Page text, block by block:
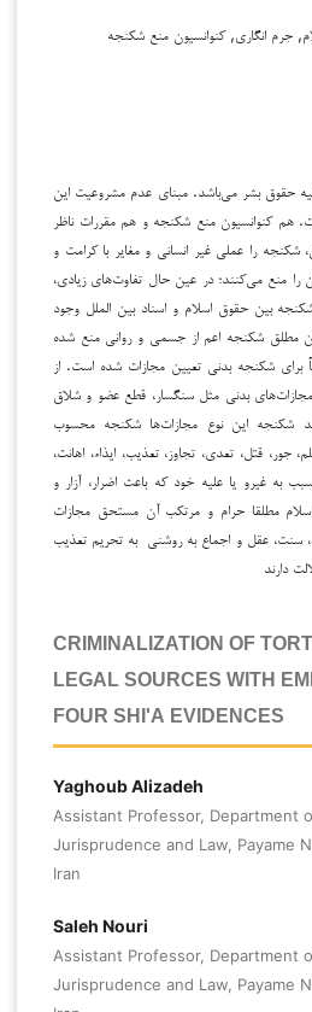
جرم انگاری, کنوانسیون منع شکنجه
حقوق بشر می‌باشد. مبنای عدم مشروعیت این
هم کنوانسیون منع شکنجه و هم مقررات ناظر
شکنجه را عملی غیر انسانی و مغایر با کرامت و
را منع می‌کنند؛ در عین حال تفاوت‌های زیادی،
بین حقوق اسلام و اسناد بین الملل وجود
مطلق شکنجه اعم از جسمی و روانی منع شده
برای شکنجه بدنی تعیین مجازات شده است. از
بدنی مثل سنگسار، قطع عضو و شلاق
شکنجه این نوع مجازات‌ها شکنجه محسوب
قتل، تعدی، تجاوز، تعذیب، ایذاء، اهانت،
به غیرو یا علیه خود که باعث اضرار، آزار و
مطلقا حرام و مرتکب آن مستحق مجازات
سنت، عقل و اجماع به روشنی به تحریم تعذیب
دارند
CRIMINALIZATION OF
LEGAL SOURCES WITH
FOUR SHI'A EVIDENCES
Yaghoub Alizadeh
Assistant Professor, Department
Jurisprudence and Law, Payame
Iran
Saleh Nouri
Assistant Professor, Department
Jurisprudence and Law, Payame